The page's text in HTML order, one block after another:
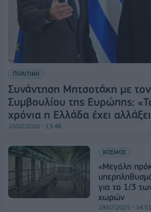
ΠΟΛΙΤΙΚΗ
Συνάντηση Μητσοτάκη με
Συμβουλίου της Ευρώπης:
χρόνια η Ελλάδα έχει
10/02/2026 - 13:48
ΚΟΣΜΟΣ
«Μεγάλη
για το 1/3
χωρών
18/07/2025 - 14:51